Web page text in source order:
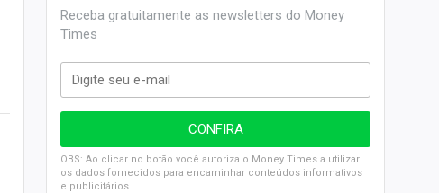
Receba gratuitamente as newsletters do Money
Times
OBS: Ao clicar no botão você autoriza o Money Times a utilizar
os dados fornecidos para encaminhar conteúdos informativos
e publicitários.